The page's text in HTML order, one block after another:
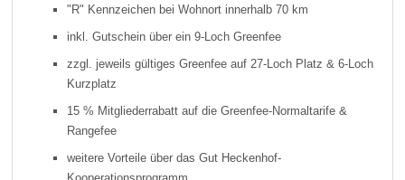
"R" Kennzeichen bei Wohnort innerhalb 70 km
inkl. Gutschein über ein 9-Loch Greenfee
zzgl. jeweils gültiges Greenfee auf 27-Loch Platz & 6-Loch
Kurzplatz
15 % Mitgliederrabatt auf die Greenfee-Normaltarife &
Rangefee
weitere Vorteile über das Gut Heckenhof-